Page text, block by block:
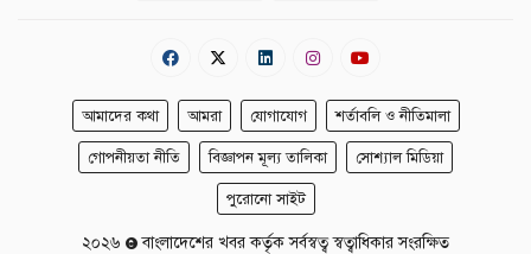
আমাদের কথা আমরা যোগাযোগ শর্তাবলি ও নীতিমালা
গোপনীয়তা নীতি বিজ্ঞাপন মূল্য তালিকা সোশ্যাল মিডিয়া
পুরোনো সাইট
২০২৬ বাংলাদেশের খবর কর্তৃক সর্বস্বত্ব স্বত্বাধিকার সংরক্ষিত